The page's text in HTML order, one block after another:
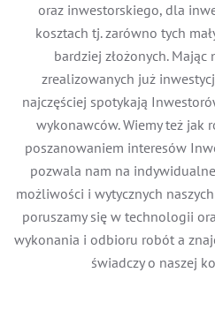
oraz inwestorskiego, dla
kosztach tj. zarówno tych
bardziej złożonych.
zrealizowanych już
najczęściej spotykają
wykonawców. Wiemy też jak
poszanowaniem interesów
pozwala nam na
możliwości i wytycznych
poruszamy się w technologii
wykonania i odbioru robót a
świadczy o naszej